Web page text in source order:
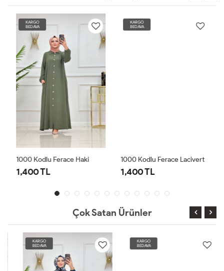
KARGO
BEDAVA
1000 Kodlu Ferace Haki
1,400 TL
KARGO
BEDAVA
1000 Kodlu Ferace Lacivert
1,400 TL
Çok Satan Ürünler
KARGO
BEDAVA
KARGO
BEDAVA